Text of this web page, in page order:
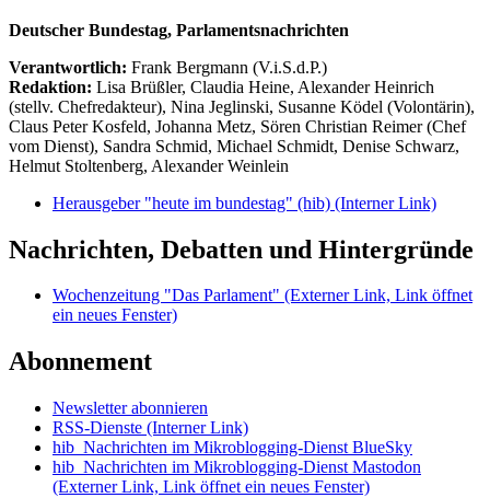
Deutscher Bundestag, Parlamentsnachrichten
Verantwortlich: Frank Bergmann (V.i.S.d.P.)
Redaktion: Lisa Brüßler, Claudia Heine, Alexander Heinrich
(stellv. Chefredakteur), Nina Jeglinski, Susanne Ködel (Volontärin),
Claus Peter Kosfeld, Johanna Metz, Sören Christian Reimer (Chef
vom Dienst), Sandra Schmid, Michael Schmidt, Denise Schwarz,
Helmut Stoltenberg, Alexander Weinlein
Herausgeber "heute im bundestag" (hib) (Interner Link)
Nachrichten, Debatten und Hintergründe
Wochenzeitung "Das Parlament" (Externer Link, Link öffnet
ein neues Fenster)
Abonnement
Newsletter abonnieren
RSS-Dienste (Interner Link)
hib_Nachrichten im Mikroblogging-Dienst BlueSky
hib_Nachrichten im Mikroblogging-Dienst Mastodon
(Externer Link, Link öffnet ein neues Fenster)